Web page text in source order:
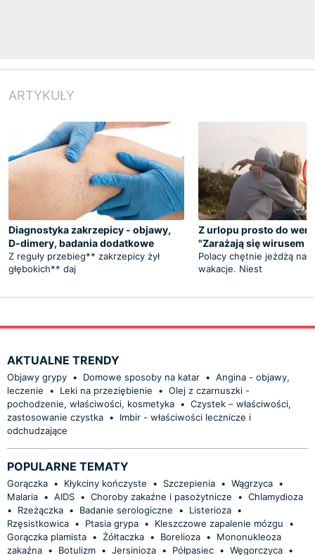
ARTYKUŁY
Diagnostyka zakrzepicy - objawy,
D-dimery, badania dodatkowe
Z reguły przebieg** zakrzepicy żył
głębokich** daj
Z urlopu prosto do
"Zarażają się wirusem
Polacy chętnie jeżdżą na
wakacje. Niest
AKTUALNE TRENDY
Objawy grypy • Domowe sposoby na katar • Angina - objawy,
leczenie
• Leki na przeziębienie • Olej z czarnuszki -
pochodzenie, właściwości, kosmetyka • Czystek – właściwości,
zastosowanie czystka •
Imbir - właściwości lecznicze i
odchudzające
POPULARNE TEMATY
Gorączka • Kłykciny kończyste • Szczepienia • Wągrzyca •
Malaria • AIDS • Choroby zakaźne i pasożytnicze • Chlamydioza
•
Rzeżączka • Badanie serologiczne • Listerioza •
Rzęsistkowica • Ptasia grypa • Kleszczowe zapalenie mózgu
•
Gorączka plamista • Żółtaczka • Borelioza •
Mononukleoza
zakaźna • Botulizm • Jersinioza • Półpasiec • Węgorczyca •